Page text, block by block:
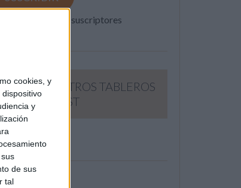
cookies, y
y
de sus
tal
a otros 371K suscriptores
SIGUE NUESTROS TABLEROS
EN PINTEREST